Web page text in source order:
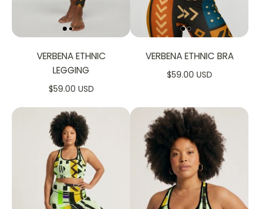
VERBENA ETHNIC
LEGGING
$59.00 USD
VERBENA ETHNIC BRA
$59.00 USD